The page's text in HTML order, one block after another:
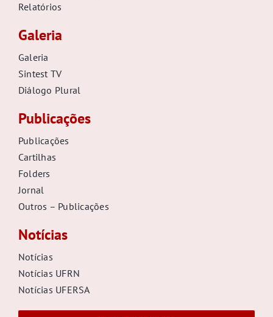
Relatórios
Galeria
Galeria
Sintest TV
Diálogo Plural
Publicações
Publicações
Cartilhas
Folders
Jornal
Outros – Publicações
Notícias
Notícias
Notícias UFRN
Notícias UFERSA